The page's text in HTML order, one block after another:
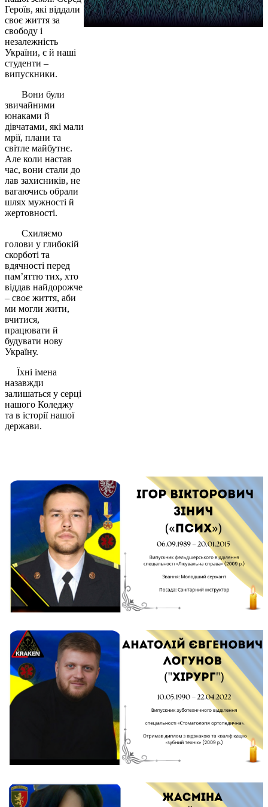
Героїв, які віддали
своє життя за
свободу і
незалежність
України, є й наші
студенти –
випускники.
Вони були
звичайними
юнаками й
дівчатами, які мали
мрії, плани та
світле майбутнє.
Але коли настав
час, вони стали до
лав захисників, не
вагаючись обрали
шлях мужності й
жертовності.
Схиляємо
голови у глибокій
скорботі та
вдячності перед
пам’яттю тих, хто
віддав найдорожче
– своє життя, аби
ми могли жити,
вчитися,
працювати й
будувати нову
Україну.
Їхні імена
назавжди
залишаться у серці
нашого Коледжу
та в історії нашої
держави.